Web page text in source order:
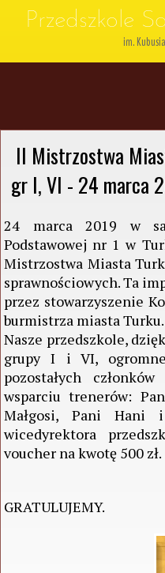
Przedszkole
im.
gr I, VI - 24 marca
24 marca 2019 w
Podstawowej nr 1 w
Mistrzostwa Miasta
sprawnościowych. Ta
przez stowarzyszenie
burmistrza miasta Turku.
Nasze przedszkole,
grupy I i VI,
pozostałych
wsparciu trenerów:
Małgosi, Pani
wicedyrektora
voucher na kwotę 500 zł.
GRATULUJEMY.